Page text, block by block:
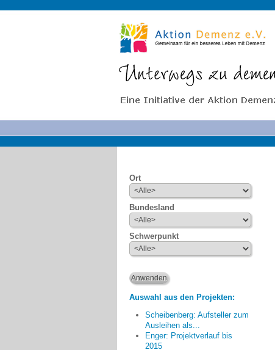
Ort
Bundesland
Schwerpunkt
Auswahl aus den Projekten:
Scheibenberg: Aufsteller zum
Ausleihen als...
Enger: Projektverlauf bis
2015